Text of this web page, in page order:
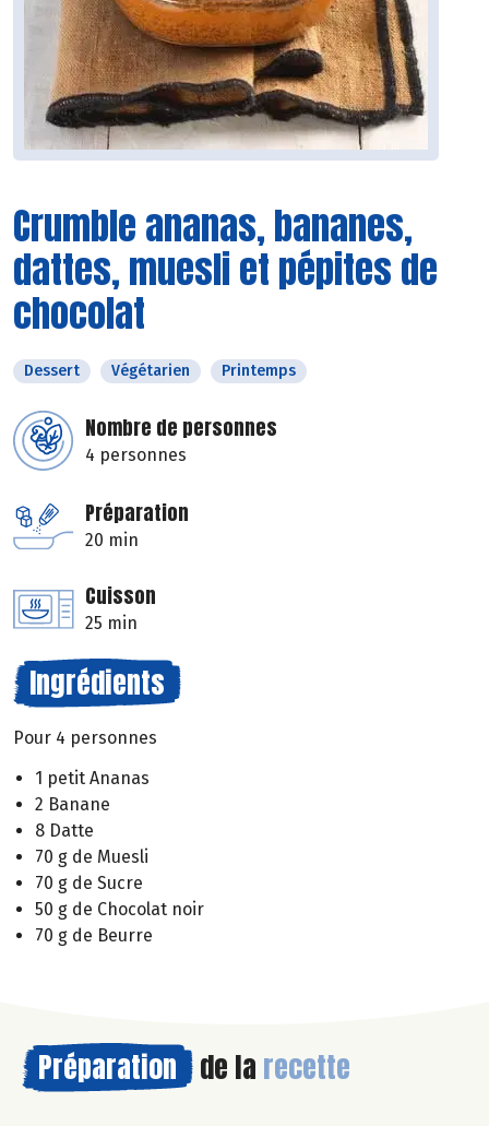
Crumble ananas, bananes,
dattes, muesli et pépites de
chocolat
Dessert Végétarien Printemps
Nombre de personnes
4 personnes
Préparation
20 min
Cuisson
25 min
Ingrédients
Pour 4 personnes
1 petit Ananas
2 Banane
8 Datte
70 g de Muesli
70 g de Sucre
50 g de Chocolat noir
70 g de Beurre
Préparation de la recette